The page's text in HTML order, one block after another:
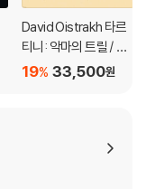
David Oistrakh 타르
티니: 악마의 트릴 / 모
차르트: 바이올린 소나
K454: Sonatas for
33,500원
19%